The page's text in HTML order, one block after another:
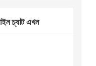
চ্যাট এখন